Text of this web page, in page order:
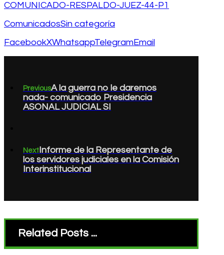
COMUNICADO-RESPALDO-JUEZ-44-P1
ComunicadosSin categoría
FacebookXWhatsappTelegram Email
PreviousA la guerra no le daremos
nada- comunicado Presidencia
ASONAL JUDICIAL SI
NextInforme de la Representante de
los servidores judiciales en la Comisión
Interinstitucional
Related Posts ...